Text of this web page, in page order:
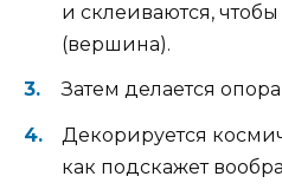
и склеиваются,
(вершина).
Затем делается
Декорируется
как подскажет